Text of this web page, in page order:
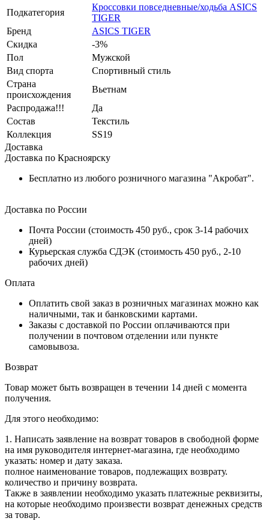
Подкатегория
Кроссовки повседневные/ходьба ASICS
TIGER
Бренд
ASICS TIGER
Скидка
-3%
Пол
Мужской
Вид спорта
Спортивный стиль
Страна
происхождения
Вьетнам
Распродажа!!!
Да
Состав
Текстиль
Коллекция
SS19
Доставка
Доставка по Красноярску
Бесплатно из любого розничного магазина "Акробат".
Доставка по России
Почта России (стоимость 450 руб., срок 3-14 рабочих
дней)
Курьерская служба СДЭК (стоимость 450 руб., 2-10
рабочих дней)
Оплата
Оплатить свой заказ в розничных магазинах можно как
наличными, так и банковскими картами.
Заказы с доставкой по России оплачиваются при
получении в почтовом отделении или пункте
самовывоза.
Возврат
Товар может быть возвращен в течении 14 дней с момента
получения.
Для этого необходимо:
1. Написать заявление на возврат товаров в свободной форме
на имя руководителя интернет-магазина, где необходимо
указать: номер и дату заказа.
полное наименование товаров, подлежащих возврату.
количество и причину возврата.
Также в заявлении необходимо указать платежные реквизиты,
на которые необходимо произвести возврат денежных средств
за товар.